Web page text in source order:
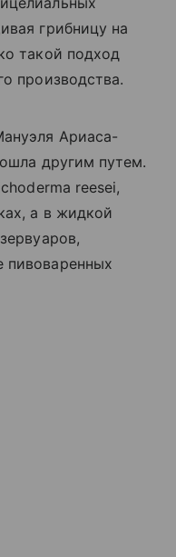
грибницу на
такой подход
производства.
Ариаса-
другим путем.
reesei,
а в жидкой
пивоваренных